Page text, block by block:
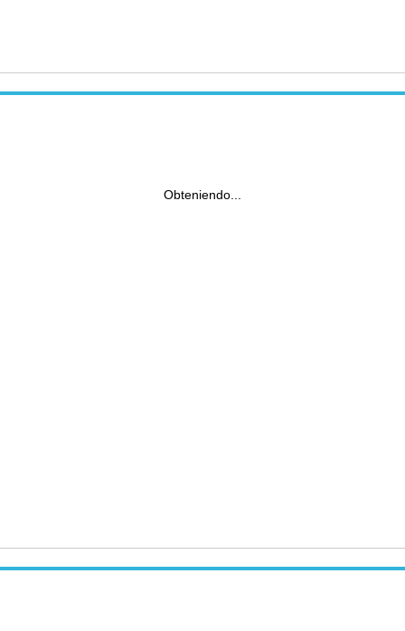
Obteniendo...